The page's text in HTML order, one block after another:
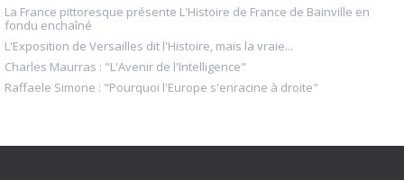
La France pittoresque présente L'Histoire de France de Bainville en
fondu enchaîné
L'Exposition de Versailles dit l'Histoire, mais la vraie...
Charles Maurras : "L'Avenir de l'Intelligence"
Raffaele Simone : "Pourquoi l'Europe s'enracine à droite"